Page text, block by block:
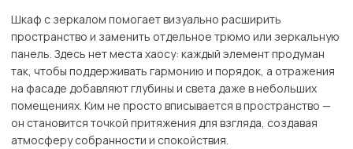
Шкаф с зеркалом помогает визуально расширить
пространство и заменить отдельное трюмо или зеркальную
панель. Здесь нет места хаосу: каждый элемент продуман
так, чтобы поддерживать гармонию и порядок, а отражения
на фасаде добавляют глубины и света даже в небольших
помещениях. Ким не просто вписывается в пространство —
он становится точкой притяжения для взгляда, создавая
атмосферу собранности и спокойствия.